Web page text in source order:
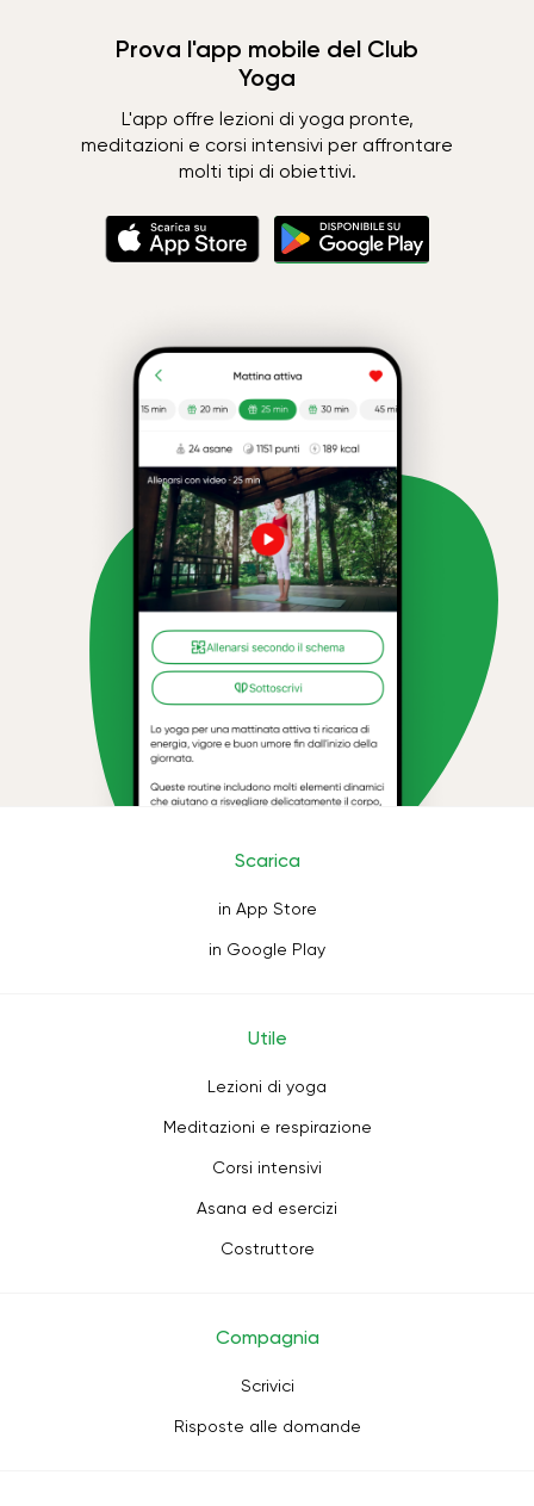
Prova l'app mobile del Club
Yoga
L'app offre lezioni di yoga pronte,
meditazioni e corsi intensivi per affrontare
molti tipi di obiettivi.
Scarica
in App Store
in Google Play
Utile
Lezioni di yoga
Meditazioni e respirazione
Corsi intensivi
Asana ed esercizi
Costruttore
Compagnia
Scrivici
Risposte alle domande